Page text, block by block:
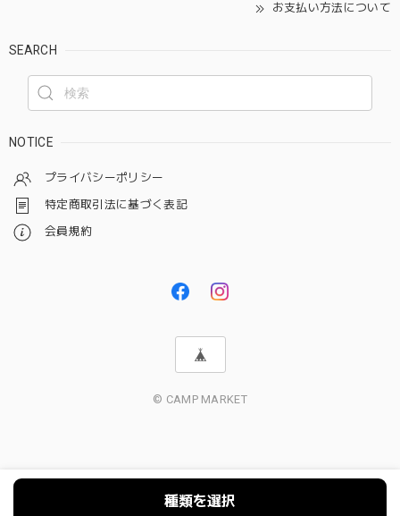
お支払い方法について
SEARCH
NOTICE
プライバシーポリシー
特定商取引法に基づく表記
会員規約
© CAMP MARKET
種類を選択